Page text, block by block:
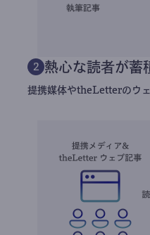
2 熱心な読者が蓄
提携媒体やtheLetterのウェ